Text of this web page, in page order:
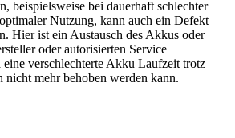
beispielsweise bei dauerhaft schlechter
Nutzung, kann auch ein Defekt
Hier ist ein Austausch des Akkus oder
oder autorisierten Service
eine verschlechterte Akku Laufzeit trotz
nicht mehr behoben werden kann.